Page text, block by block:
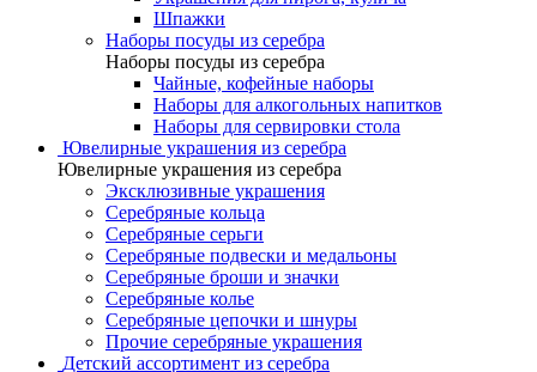
Шпажки
Наборы посуды из серебра
Наборы посуды из серебра
Чайные, кофейные наборы
Наборы для алкогольных напитков
Наборы для сервировки стола
Ювелирные украшения из серебра
Ювелирные украшения из серебра
Эксклюзивные украшения
Серебряные кольца
Серебряные серьги
Серебряные подвески и медальоны
Серебряные броши и значки
Серебряные колье
Серебряные цепочки и шнуры
Прочие серебряные украшения
Детский ассортимент из серебра